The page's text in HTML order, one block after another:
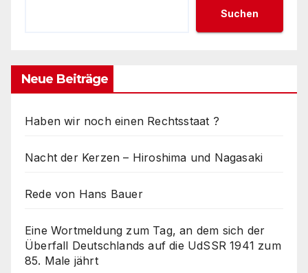
Suchen
Neue Beiträge
Haben wir noch einen Rechtsstaat ?
Nacht der Kerzen – Hiroshima und Nagasaki
Rede von Hans Bauer
Eine Wortmeldung zum Tag, an dem sich der
Überfall Deutschlands auf die UdSSR 1941 zum
85. Male jährt